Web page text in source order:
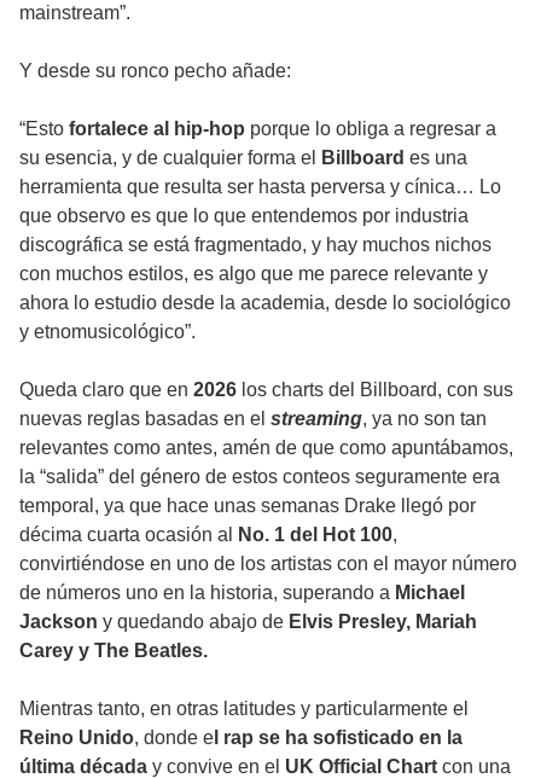
mainstream”.
Y desde su ronco pecho añade:
“Esto fortalece al hip-hop porque lo obliga a regresar a
su esencia, y de cualquier forma el
Billboard es una
herramienta que resulta ser hasta perversa y cínica… Lo
que observo es que lo que entendemos por industria
discográfica se está fragmentado, y hay muchos nichos
con muchos estilos, es algo que me parece relevante y
ahora lo estudio desde la academia, desde lo sociológico
y etnomusicológico”.
Queda claro que en 2026 los charts del Billboard, con sus
nuevas reglas basadas en el streaming, ya no son tan
relevantes como antes, amén de que como apuntábamos,
la “salida” del género de estos conteos seguramente era
temporal, ya que hace unas semanas Drake llegó por
décima cuarta ocasión al
No. 1 del Hot 100,
convirtiéndose en uno de los artistas con el mayor número
de números uno en la historia, superando a Michael
Jackson y quedando abajo de Elvis Presley, Mariah
Carey y The Beatles.
Mientras tanto, en otras latitudes y particularmente el
Reino Unido, donde e l rap se ha sofisticado en la
última década y convive en el UK Official Chart con una